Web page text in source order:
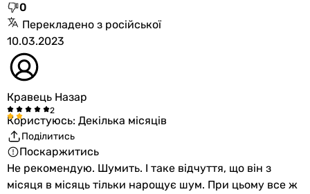
0
Перекладено з російської
10.03.2023
Кравець Назар
Користуюсь: Декілька місяців
Поділитись
Поскаржитись
Не рекомендую. Шумить. І таке відчуття, що він з
місяця в місяць тільки нарощує шум. При цьому все ж